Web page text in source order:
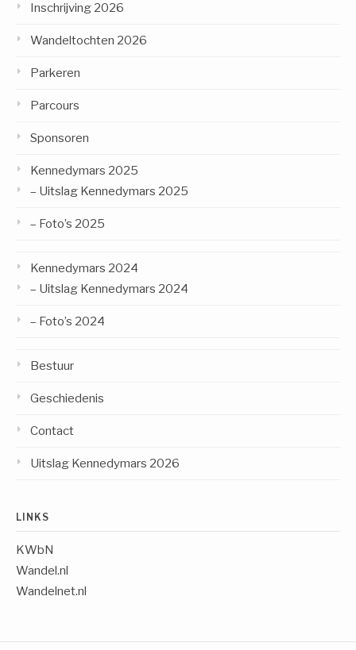
Inschrijving 2026
Wandeltochten 2026
Parkeren
Parcours
Sponsoren
Kennedymars 2025
– Uitslag Kennedymars 2025
– Foto’s 2025
Kennedymars 2024
– Uitslag Kennedymars 2024
– Foto’s 2024
Bestuur
Geschiedenis
Contact
Uitslag Kennedymars 2026
LINKS
KWbN
Wandel.nl
Wandelnet.nl